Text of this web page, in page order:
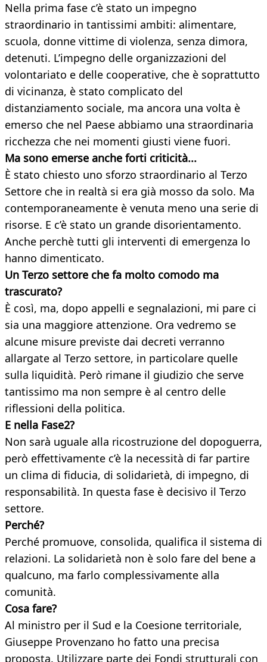
Nella prima fase c’è stato un impegno
straordinario in tantissimi ambiti: alimentare,
scuola, donne vittime di violenza, senza dimora,
detenuti. L’impegno delle organizzazioni del
volontariato e delle cooperative, che è soprattutto
di vicinanza, è stato complicato del
distanziamento sociale, ma ancora una volta è
emerso che nel Paese abbiamo una straordinaria
ricchezza che nei momenti giusti viene fuori.
Ma sono emerse anche forti criticità...
È stato chiesto uno sforzo straordinario al Terzo
Settore che in realtà si era già mosso da solo. Ma
contemporaneamente è venuta meno una serie di
risorse. E c’è stato un grande disorientamento.
Anche perchè tutti gli interventi di emergenza lo
hanno dimenticato.
Un Terzo settore che fa molto comodo ma
trascurato?
È così, ma, dopo appelli e segnalazioni, mi pare ci
sia una maggiore attenzione. Ora vedremo se
alcune misure previste dai decreti verranno
allargate al Terzo settore, in particolare quelle
sulla liquidità. Però rimane il giudizio che serve
tantissimo ma non sempre è al centro delle
riflessioni della politica.
E nella Fase2?
Non sarà uguale alla ricostruzione del dopoguerra,
però effettivamente c’è la necessità di far partire
un clima di fiducia, di solidarietà, di impegno, di
responsabilità. In questa fase è decisivo il Terzo
settore.
Perché?
Perché promuove, consolida, qualifica il sistema di
relazioni. La solidarietà non è solo fare del bene a
qualcuno, ma farlo complessivamente alla
comunità.
Cosa fare?
Al ministro per il Sud e la Coesione territoriale,
Giuseppe Provenzano ho fatto una precisa
proposta. Utilizzare parte dei Fondi strutturali con